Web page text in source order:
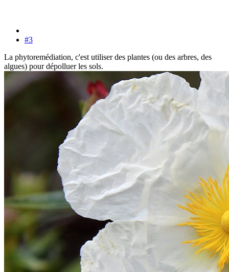
#3
La phytoremédiation, c'est utiliser des plantes (ou des arbres, des
algues) pour dépolluer les sols.